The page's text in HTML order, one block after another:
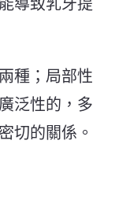
導致乳牙提
種；局部性
泛性的，多
切的關係。